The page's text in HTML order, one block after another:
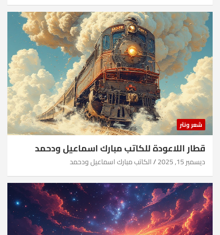
شعر ونثر
قطار اللاعودة للكاتب مبارك اسماعيل ودحمد
ديسمبر 15, 2025 الكاتب مبارك اسماعيل ودحمد